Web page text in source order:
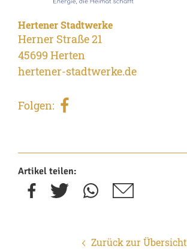
Hertener Stadtwerke
Herner Straße 21
45699 Herten
hertener-stadtwerke.de
Folgen:
Artikel teilen:
Zurück zur Übersicht